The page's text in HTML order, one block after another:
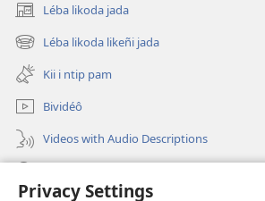
Privacy Settings
Léba likoda jada
(opens
new
window)
Léba likoda likeñi jada
(opens
new
window)
Kii i ntip pam
Bividéô
Videos with Audio Descriptions